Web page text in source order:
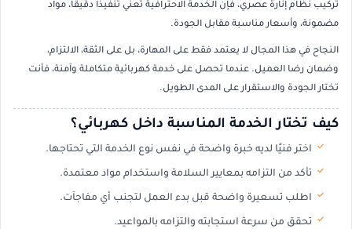
تركيب نظام إنارة عصري، فإن الخدمة الاحترافية تعني تنفيذًا دقيقًا، مواد
مضمونة، وأسعار مناسبة مقابل الجودة.
النجاح في هذا المجال لا يعتمد فقط على المهارة، بل على الثقة، الالتزام،
وضمان رضا العميل. عندما تحصل على خدمة كهربائية متكاملة وآمنة، فأنت
تختار الجودة والاستقرار على المدى الطويل.
كيف تختار الخدمة المناسبة داخل كهربائي؟
اختر فنيًا لديه خبرة واضحة في نفس نوع الخدمة التي تحتاجها.
تأكد من التزامه بمعايير السلامة واستخدام مواد معتمدة.
اطلب تسعيرة واضحة قبل بدء العمل لتجنب أي مفاجآت.
تحقق من سرعة استجابته والتزامه بالمواعيد.